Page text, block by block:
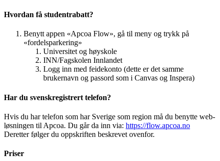
Hvordan få studentrabatt?
Benytt appen «Apcoa Flow», gå til meny og trykk på
«fordelsparkering»
Universitet og høyskole
INN/Fagskolen Innlandet
Logg inn med feidekonto (dette er det samme
brukernavn og passord som i Canvas og Inspera)
Har du svenskregistrert telefon?
Hvis du har telefon som har Sverige som region må du benytte web-
løsningen til Apcoa. Du går da inn via: https://flow.apcoa.no
Deretter følger du oppskriften beskrevet ovenfor.
Priser